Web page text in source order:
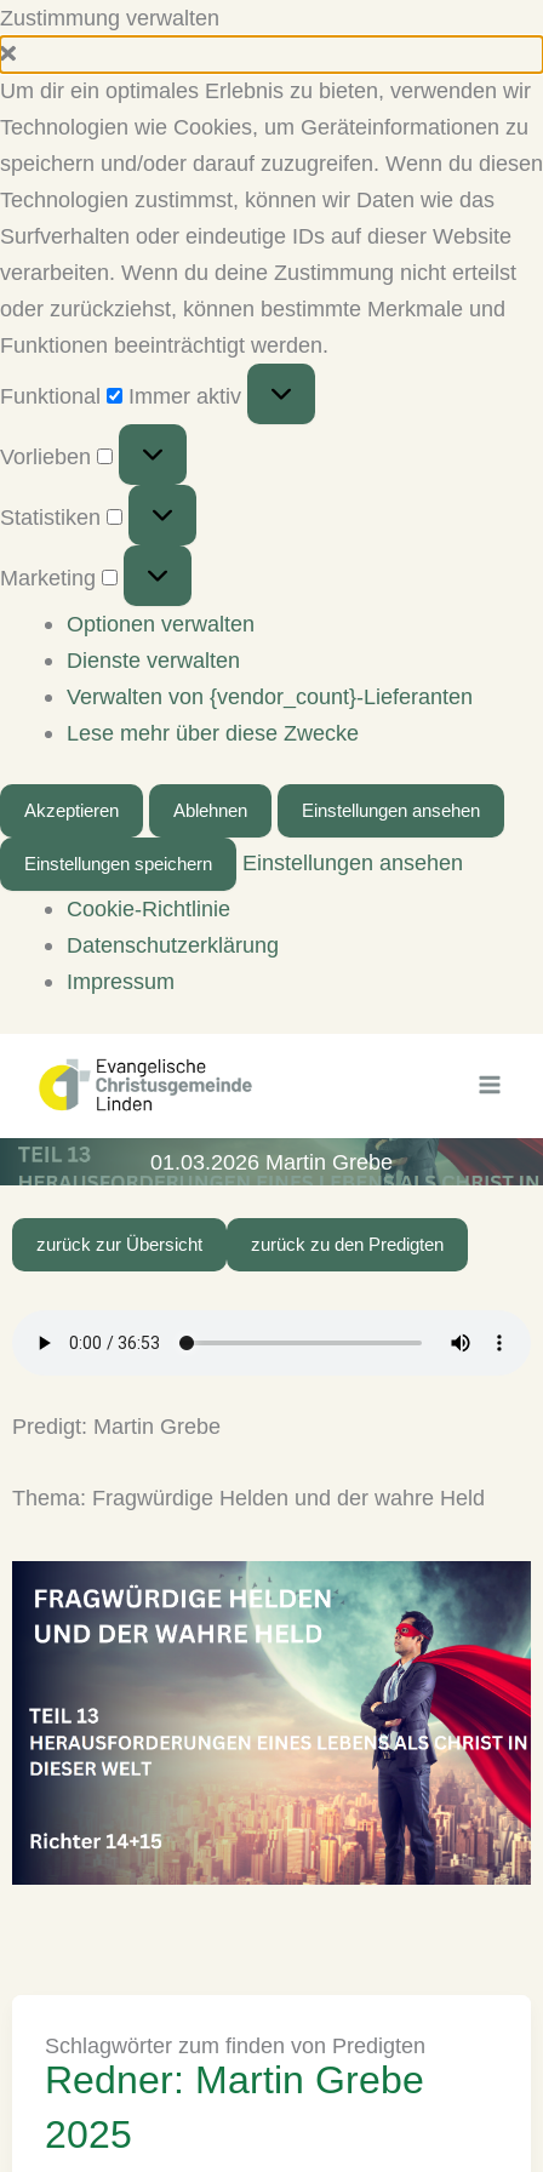
Zustimmung verwalten
Um dir ein optimales Erlebnis zu bieten, verwenden wir
Technologien wie Cookies, um Geräteinformationen zu
speichern und/oder darauf zuzugreifen. Wenn du diesen
Technologien zustimmst, können wir Daten wie das
Surfverhalten oder eindeutige IDs auf dieser Website
verarbeiten. Wenn du deine Zustimmung nicht erteilst
oder zurückziehst, können bestimmte Merkmale und
Funktionen beeinträchtigt werden.
Funktional
Immer aktiv
Vorlieben
Vorlieben
Statistiken
Statistiken
Marketing
Marketing
Optionen verwalten
Dienste verwalten
Verwalten von {vendor_count}-Lieferanten
Lese mehr über diese Zwecke
Akzeptieren Ablehnen Einstellungen ansehen
Einstellungen speichern
Einstellungen ansehen
Cookie-Richtlinie
Datenschutzerklärung
Impressum
Inhalt
01.03.2026 Martin Grebe
zurück zur Übersicht zurück zu den Predigten
Predigt: Martin Grebe
Thema: Fragwürdige Helden und der wahre Held
Schlagwörter zum finden von Predigten
Redner: Martin Grebe
2025